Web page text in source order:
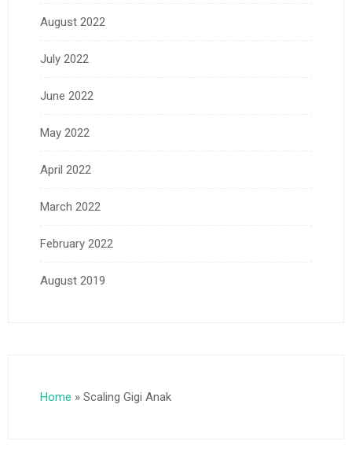
August 2022
July 2022
June 2022
May 2022
April 2022
March 2022
February 2022
August 2019
Home » Scaling Gigi Anak